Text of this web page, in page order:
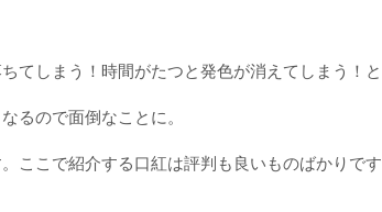
てしまう！時間がたつと発色が消えてしまう！と
るので面倒なことに。
ここで紹介する口紅は評判も良いものばかりです